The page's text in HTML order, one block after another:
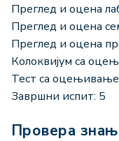
Преглед и оцена
Преглед и оцена
Преглед и оцена
Колоквијум са
Тест са
Завршни испит: 5
Провера